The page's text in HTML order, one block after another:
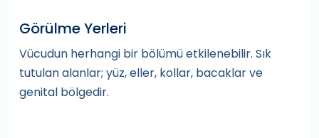
Görülme Yerleri
Vücudun herhangi bir bölümü etkilenebilir. Sık
tutulan alanlar; yüz, eller, kollar, bacaklar ve
genital bölgedir.